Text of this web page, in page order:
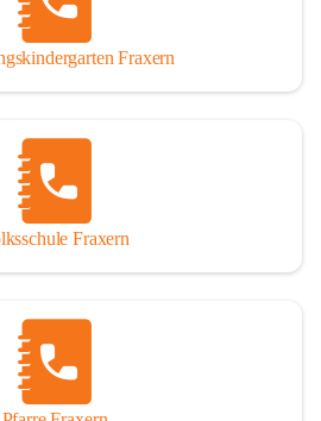
Fraxern
Fraxern